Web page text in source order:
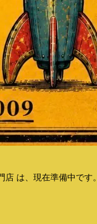
は、現在準備中です。